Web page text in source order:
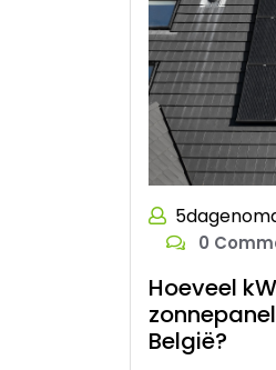
0
Hoeveel
België?